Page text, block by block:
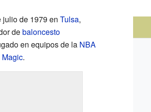
de 1979 en Tulsa,
debaloncesto
en equipos de la NBA
.